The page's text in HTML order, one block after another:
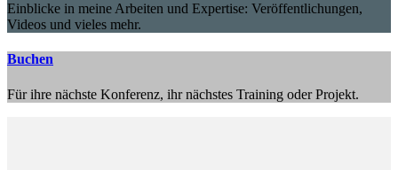
Einblicke in meine Arbeiten und Expertise: Veröffentlichungen,
Videos und vieles mehr.
Buchen
Für ihre nächste Konferenz, ihr nächstes Training oder Projekt.